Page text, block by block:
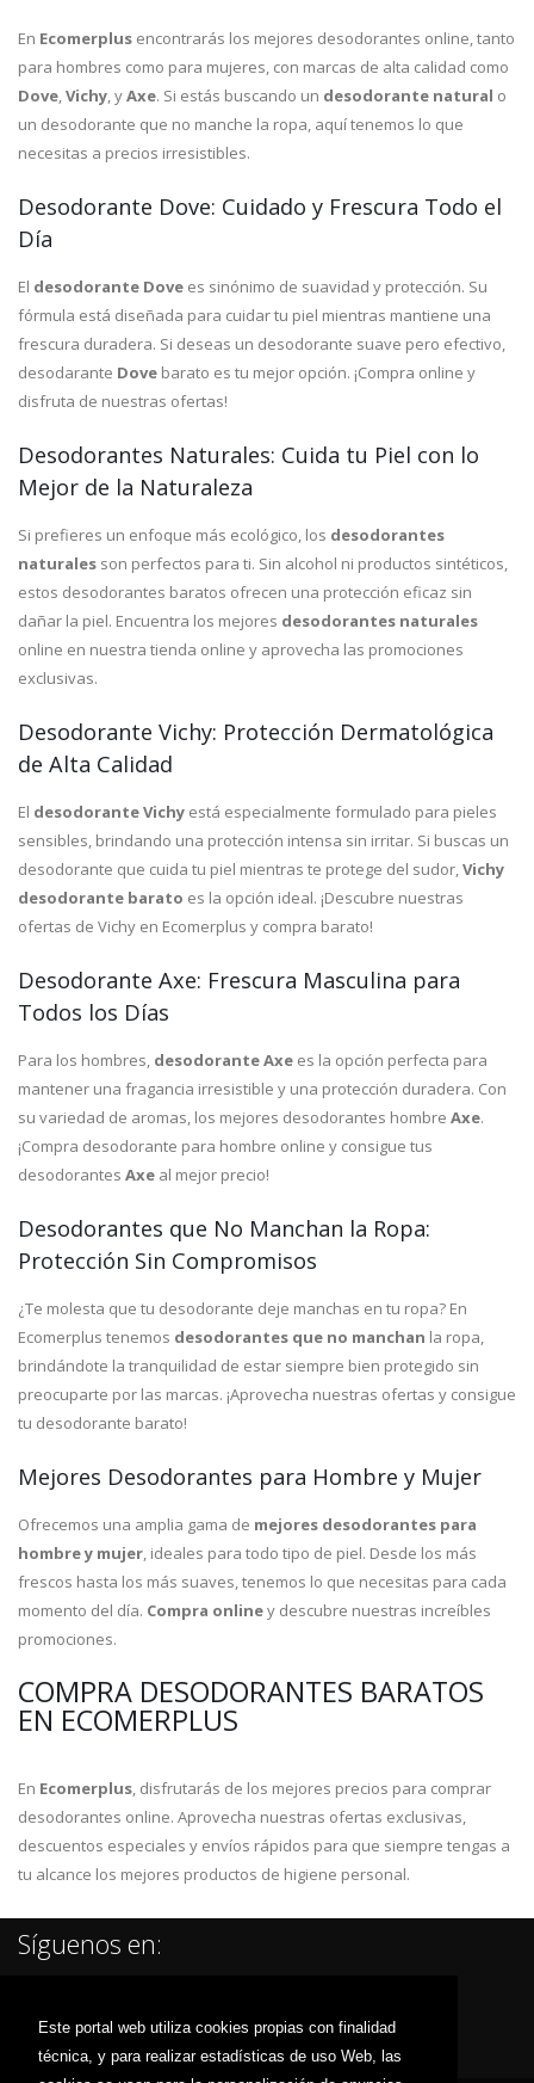
Este portal web utiliza cookies propias con finalidad
técnica, y para realizar estadísticas de uso Web, las
En Ecomerplus encontrarás los mejores desodorantes online, tanto
para hombres como para mujeres, con marcas de alta calidad como
Dove,Vichy, yAxe. Si estás buscando un desodorante natural o
un desodorante que no manche la ropa, aquí tenemos lo que
necesitas a precios irresistibles.
Desodorante Dove: Cuidado y Frescura Todo el
Día
El desodorante Dove es sinónimo de suavidad y protección. Su
fórmula está diseñada para cuidar tu piel mientras mantiene una
frescura duradera. Si deseas un desodorante suave pero efectivo,
desodarante Dove barato es tu mejor opción. ¡Compra online y
disfruta de nuestras ofertas!
Desodorantes Naturales: Cuida tu Piel con lo
Mejor de la Naturaleza
Si prefieres un enfoque más ecológico, los desodorantes
naturales son perfectos para ti. Sin alcohol ni productos sintéticos,
estos desodorantes baratos ofrecen una protección eficaz sin
dañar la piel. Encuentra los mejores desodorantes naturales
online en nuestra tienda online y aprovecha las promociones
exclusivas.
Desodorante Vichy: Protección Dermatológica
de Alta Calidad
El desodorante Vichy está especialmente formulado para pieles
sensibles, brindando una protección intensa sin irritar. Si buscas un
desodorante que cuida tu piel mientras te protege del sudor,Vichy
desodorante barato es la opción ideal. ¡Descubre nuestras
ofertas de Vichy en Ecomerplus y compra barato!
Desodorante Axe: Frescura Masculina para
Todos los Días
Para los hombres, desodorante Axe es la opción perfecta para
mantener una fragancia irresistible y una protección duradera. Con
su variedad de aromas, los mejores desodorantes hombre Axe.
¡Compra desodorante para hombre online y consigue tus
desodorantes Axe al mejor precio!
Desodorantes que No Manchan la Ropa:
Protección Sin Compromisos
¿Te molesta que tu desodorante deje manchas en tu ropa? En
Ecomerplus tenemos desodorantes que no manchan la ropa,
brindándote la tranquilidad de estar siempre bien protegido sin
preocuparte por las marcas. ¡Aprovecha nuestras ofertas y consigue
tu desodorante barato!
Mejores Desodorantes para Hombre y Mujer
Ofrecemos una amplia gama de mejores desodorantes para
hombre y mujer, ideales para todo tipo de piel. Desde los más
frescos hasta los más suaves, tenemos lo que necesitas para cada
momento del día. Compra onliney descubre nuestras increíbles
promociones.
COMPRA DESODORANTES BARATOS
EN ECOMERPLUS
En Ecomerplus, disfrutarás de los mejores precios para comprar
desodorantes online. Aprovecha nuestras ofertas exclusivas,
descuentos especiales y envíos rápidos para que siempre tengas a
tu alcance los mejores productos de higiene personal.
Síguenos en: